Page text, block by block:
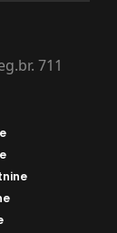
711